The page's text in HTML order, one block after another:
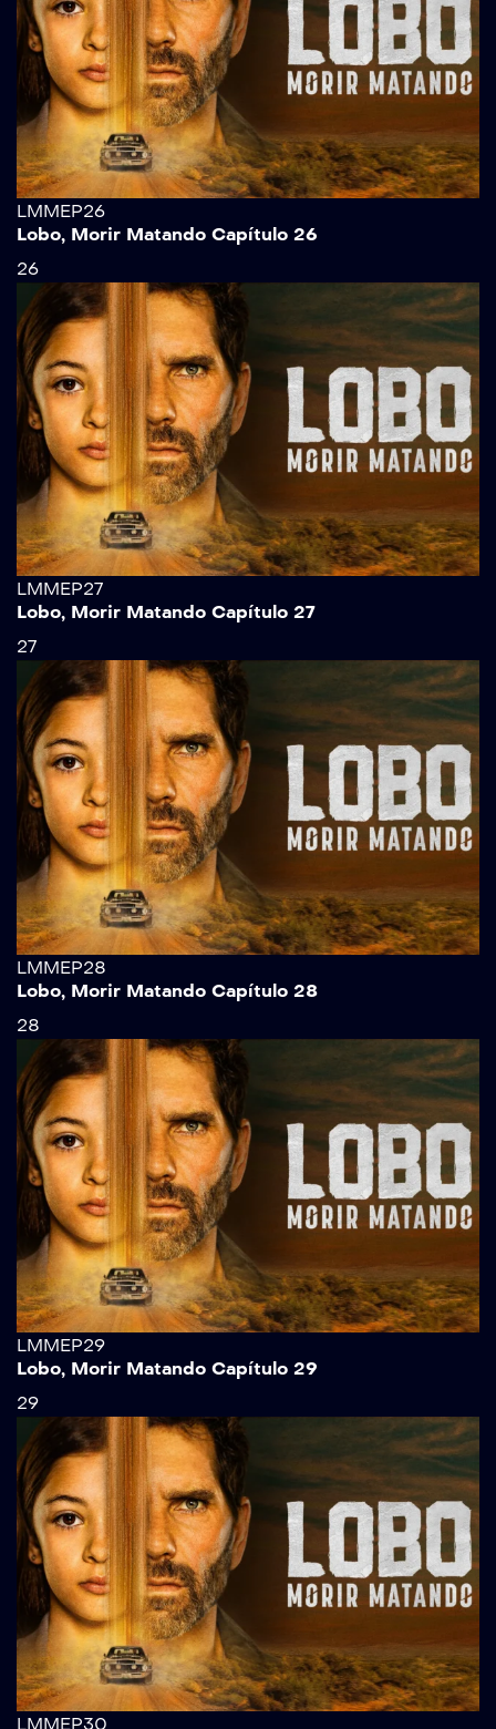
LMMEP26
Lobo, Morir Matando Capítulo 26
26
LMMEP27
Lobo, Morir Matando Capítulo 27
27
LMMEP28
Lobo, Morir Matando Capítulo 28
28
LMMEP29
Lobo, Morir Matando Capítulo 29
29
LMMEP30